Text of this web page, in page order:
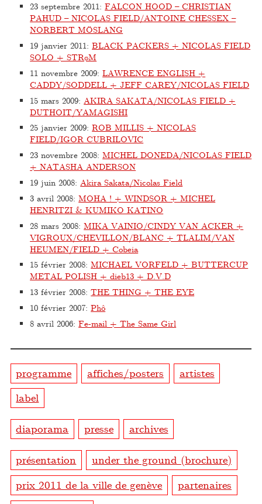
23 septembre 2011:FALCON HOOD – CHRISTIAN
PAHUD – NICOLAS FIELD/ANTOINE CHESSEX –
NORBERT MÖSLANG
19 janvier 2011:BLACK PACKERS + NICOLAS FIELD
SOLO + STRøM
11 novembre 2009:LAWRENCE ENGLISH +
CADDY/SODDELL + JEFF CAREY/NICOLAS FIELD
15 mars 2009: AKIRA SAKATA/NICOLAS FIELD +
DUTHOIT/YAMAGISHI
25 janvier 2009:ROB MILLIS + NICOLAS
FIELD/IGOR CUBRILOVIC
23 novembre 2008:MICHEL DONEDA/NICOLAS FIELD
+ NATASHA ANDERSON
19 juin 2008:Akira Sakata/Nicolas Field
3 avril 2008:MOHA ! + WINDSOR + MICHEL
HENRITZI & KUMIKO KATINO
28 mars 2008:MIKA VAINIO/CINDY VAN ACKER +
VIGROUX/CHEVILLON/BLANC + TLALIM/VAN
HEUMEN/FIELD + Cobeia
15 février 2008:MICHAEL VORFELD + BUTTERCUP
METAL POLISH + dieb13 + D.V.D
13 février 2008:THE THING + THE EYE
10 février 2007:Phô
8 avril 2006:Fe-mail + The Same Girl
programme affiches/posters
artistes
label
diaporama presse archives
présentation
under the ground (brochure)
prix 2011 de la ville de genève
partenaires